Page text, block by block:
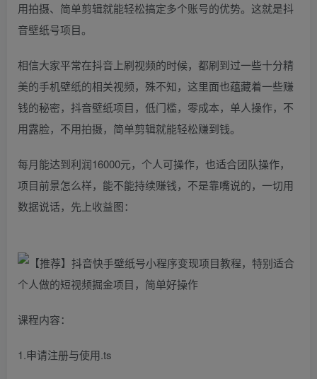
用拍摄、简单剪辑就能轻松搞定多个账号的优势。这就是抖
音壁纸号项目。
相信大家平常在抖音上刷视频的时候，都刷到过一些十分精
美的手机壁纸的相关视频，殊不知，这里面也蕴藏着一些赚
钱的秘密，抖音壁纸项目，低门槛，零成本，单人操作，不
用露脸，不用拍摄，简单剪辑就能轻松赚到钱。
每月能达到利润16000元，个人可操作，也适合团队操作，
项目前景怎么样，能不能持续赚钱，不是靠嘴说的，一切用
数据说话，先上收益图：
课程内容：
1.申请注册与使用.ts